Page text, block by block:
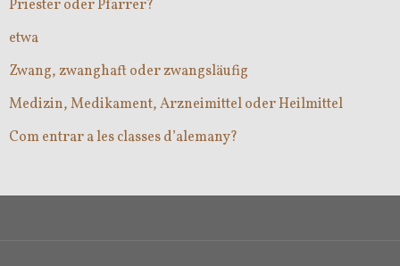
Priester oder Pfarrer?
etwa
Zwang, zwanghaft oder zwangsläufig
Medizin, Medikament, Arzneimittel oder Heilmittel
Com entrar a les classes d’alemany?